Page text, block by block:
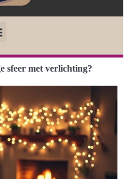
sfeer met verlichting?